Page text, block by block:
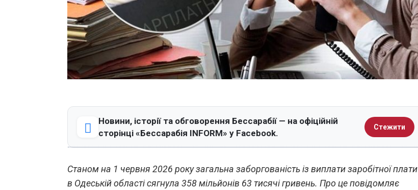
Новини, історії та обговорення Бессарабії — на офіційній
сторінці «Бессарабія INFORM» у Facebook.
Стежити
Станом на 1 червня 2026 року загальна заборгованість із виплати заробітної плати
в Одеській області сягнула 358 мільйонів 63 тисячі гривень. Про це повідомляє